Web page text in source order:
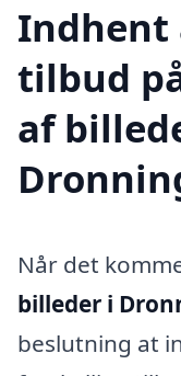
Indhent
tilbud
af
Når det
billeder i
beslutning at